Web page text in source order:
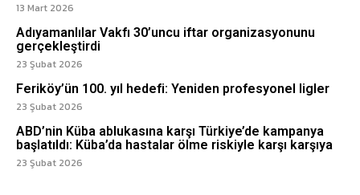
13 Mart 2026
Adıyamanlılar Vakfı 30’uncu iftar organizasyonunu
gerçekleştirdi
23 Şubat 2026
Feriköy’ün 100. yıl hedefi: Yeniden profesyonel ligler
23 Şubat 2026
ABD’nin Küba ablukasına karşı Türkiye’de kampanya
başlatıldı: Küba’da hastalar ölme riskiyle karşı karşıya
23 Şubat 2026